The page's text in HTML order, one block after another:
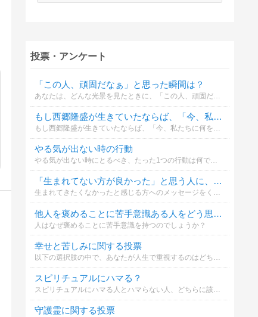
投票・アンケート
「この人、頑固だなぁ」と思った瞬間は？
あなたは、どんな光景を見たときに、「この人、頑固だなぁ」と思いますか？
もし西郷隆盛が生きていたならば、「今、私たちに何を伝えたいこと」は何だと思いますか？
もし西郷隆盛が生きていたならば、「今、私たちに何を伝えたいこと」は何だと思いますか？投票してください。
やる気が出ない時の行動
やる気が出ない時にとるべき、たった1つの行動は何でしょうか？
「生まれてない方が良かった」と思う人に、あなたが言いたいことは？
生まれてきたくなかったと感じる方へのメッセージをください。
他人を褒めることに苦手意識ある人をどう思いますか？
人はなぜ褒めることに苦手意識を持つのでしょうか？
幸せと苦しみに関する投票
以下の選択肢の中で、あなたが人生で重視するのはどちらでしょうか？
スピリチュアルにハマる？
スピリチュアルにハマる人とハマらない人、どちらに該当しますか？
守護霊に関する投票